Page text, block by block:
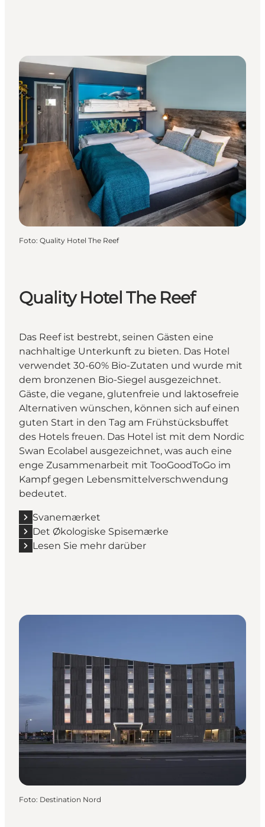
Foto: Quality Hotel The Reef
Quality Hotel The Reef
Das Reef ist bestrebt, seinen Gästen eine
nachhaltige Unterkunft zu bieten. Das Hotel
verwendet 30-60% Bio-Zutaten und wurde mit
dem bronzenen Bio-Siegel ausgezeichnet.
Gäste, die vegane, glutenfreie und laktosefreie
Alternativen wünschen, können sich auf einen
guten Start in den Tag am Frühstücksbuffet
des Hotels freuen. Das Hotel ist mit dem Nordic
Swan Ecolabel ausgezeichnet, was auch eine
enge Zusammenarbeit mit TooGoodToGo im
Kampf gegen Lebensmittelverschwendung
bedeutet.
Svanemærket
Det Økologiske Spisemærke
Lesen Sie mehr darüber
Foto: Destination Nord